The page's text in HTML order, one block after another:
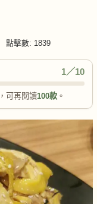
點擊數: 1839
1／10
可再閱讀100款 。